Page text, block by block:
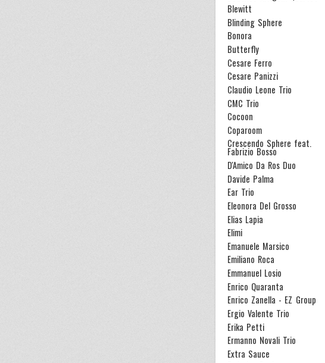
Blewitt
Blinding Sphere
Bonora
Butterfly
Cesare Ferro
Cesare Panizzi
Claudio Leone Trio
CMC Trio
Cocoon
Coparoom
Crescendo Sphere feat.
Fabrizio Bosso
D'Amico Da Ros Duo
Davide Palma
Ear Trio
Eleonora Del Grosso
Elias Lapia
Elimi
Emanuele Marsico
Emiliano Roca
Emmanuel Losio
Enrico Quaranta
Enrico Zanella - EZ Group
Ergio Valente Trio
Erika Petti
Ermanno Novali Trio
Extra Sauce